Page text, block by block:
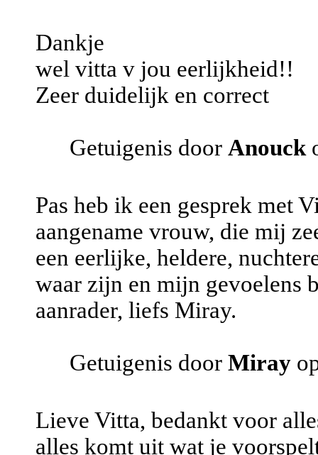
Dankje
wel vitta v jou eerlijkheid!!
Zeer duidelijk en correct
Getuigenis door Anouck
Pas heb ik een gesprek met
aangename vrouw, die mij
een eerlijke, heldere,
waar zijn en mijn gevoelens
aanrader, liefs Miray.
Getuigenis door Miray
Lieve Vitta, bedankt voor
alles komt uit wat je